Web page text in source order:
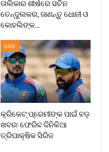
ତାଲିକାର ଶୀର୍ଷରେ ସଚିନ
ତେନ୍ଦୁଲକର, ଜାଣନ୍ତୁ ଧୋନୀ ଓ
କୋହଲିଙ୍କ…
ଖେଳ
କ୍ରିକେଟ୍ ପ୍ରେମୀଙ୍କ ପାଇଁ ବଡ଼
ଖବର: ଫେରିବ ଦିନିକିଆ
ତ୍ରିପାକ୍ଷିକ ସିରିଜ